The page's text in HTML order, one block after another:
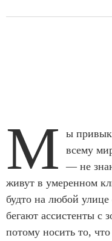
М
ы
всему
— не
живут в умеренном
будто на любой улице
бегают ассистенты с
потому носить то,